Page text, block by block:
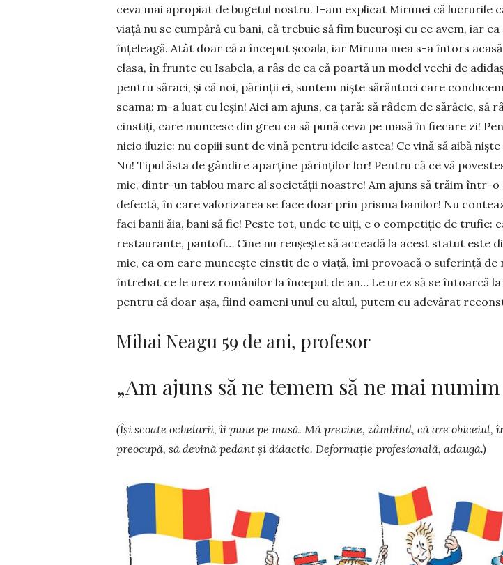
ceva mai apropiat de bugetul nostru. I-am explicat Mirunei că lucrurile
viață nu se cumpără cu bani, că trebuie să fim bucuroși cu ce avem, iar ea
înțeleagă. Atât doar că a început școala, iar Miruna mea s-a întors
clasa, în frunte cu Isabela, a râs de ea că poartă un model vechi de
pentru săraci, și că noi, părinții ei, suntem niște sărăntoci care conducem
seama: m-a luat cu leșin! Aici am ajuns, ca țară: să râdem de sărăcie, să
cinstiți, care mun­cesc din greu ca să pună ceva pe ma­să în fiecare zi!
nicio iluzie: nu copiii sunt de vină pentru ideile astea! Ce vină să aibă niște
Nu! Tipul ăsta de gân­dire aparține părinților lor! Pentru că ce vă
mic, dintr-un tablou mare al societății noastre! Am ajuns să trăim într-
defectă, în care valorizarea se face doar prin prisma banilor! Nu
faci banii ăia, bani să fie! Peste tot, unde te uiți, e o competiție de trufie:
restaurante, pantofi… Cine nu reușește să acceadă la acest statut este
mie, ca om care muncește cinstit de o viață, îmi provoacă o suferință de
întrebat ce le urez românilor la început de an… Le urez să se întoarcă
pentru că doar așa, fiind oameni unul cu altul, putem cu adevărat
Mihai Neagu 59 de ani, profesor
„Am ajuns să ne temem să ne mai
(Își scoate ochelarii, îi pune pe masă. Mă pre­vine, zâmbind, că are obiceiul,
preocupă, să devină pedant și didactic. Defor­mație profesională, adaugă.)